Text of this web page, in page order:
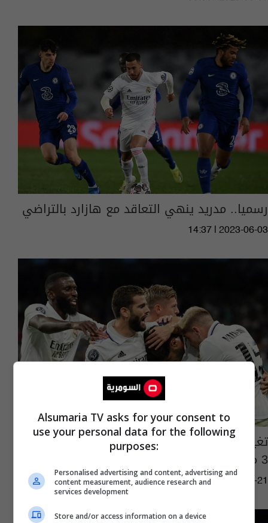
رسميا.. مدريد ينهي التعاقد مع هازارد بالتراضي
14:37 | 2023-06-03
تغيير هيكلية مدريد.. 6 لاعبين للبيع والإبقاء على
3 مخضرمين
02:08 | 2023-05-21
Alsumaria TV asks for your consent to
use your personal data for the following
purposes:
Personalised advertising and content, advertising and
content measurement, audience research and
services development
Store and/or access information on a device